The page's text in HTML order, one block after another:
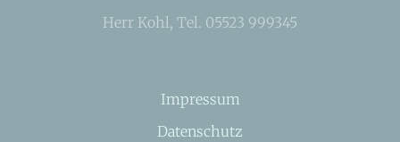
Herr Kohl, Tel. 05523 999345
Impressum
Datenschutz